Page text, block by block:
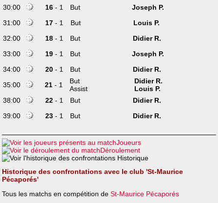
30:00 16- 1 But
Joseph P.
31:00
17 - 1 But
Louis P.
32:00
18- 1 But
Didier R.
33:00
19- 1 But
Joseph P.
34:00
20- 1 But
Didier R.
35:00
21 - 1 But
Didier R.
Assist
Louis P.
38:00
22- 1 But
Didier R.
39:00
23- 1 But Didier R.
Joueurs
Déroulement
Historique
Historique des confrontations avec le club 'St-Maurice
Pécaporés'
Tous les matchs en compétition de St-Maurice Pécaporés